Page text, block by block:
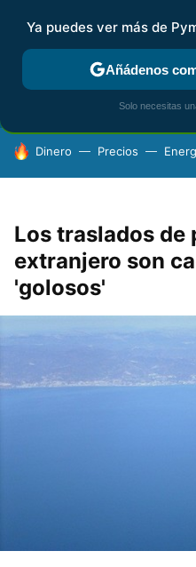
FISCALIDAD Y CONTABILIDAD
HOY SE HABLA DE
Dinero Precios
Los traslados de
extranjero son
'golosos'
Ya puedes ver más de
Añádenos
Solo necesitas